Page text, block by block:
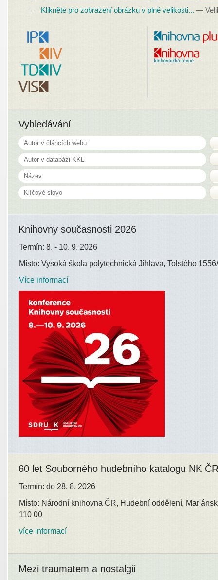
Klikněte pro zobrazení obrázku v plné velikosti... —
Vyhledávání
Knihovny současnosti 2026
Termín: 8. - 10. 9. 2026
Místo: Vysoká škola polytechnická Jihlava, Tolstého
Více informací
60 let Souborného hudebního katalogu NK ČR
Termín: do 28. 8. 2026
Místo: Národní knihovna ČR, Hudební oddělení,
110 00
více informací
Mezi traumatem a nostalgií